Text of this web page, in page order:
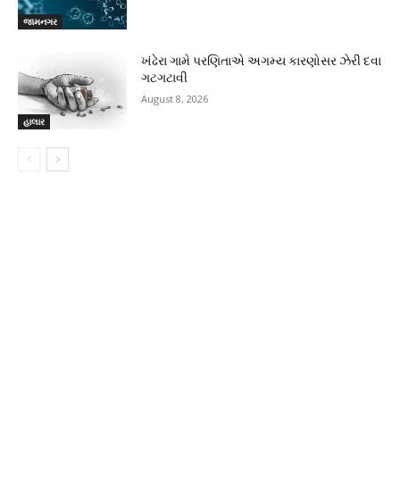
જામનગર
હાલાર
ખંઢેરા ગામે પરણિતાએ અગમ્ય કારણોસર ઝેરી દવા
ગટગટાવી
August 8, 2026